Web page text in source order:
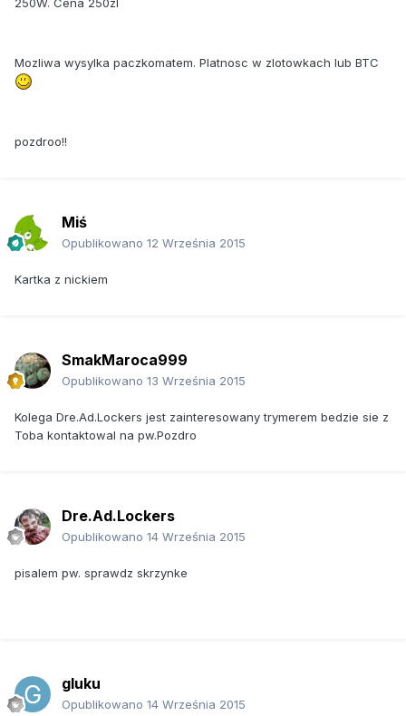
Mozliwa wysylka paczkomatem. Platnosc w zlotowkach lub BTC
pozdroo!!
Miś
Opublikowano 12 Września 2015
Kartka z nickiem
SmakMaroca999
Opublikowano 13 Września 2015
Kolega Dre.Ad.Lockers jest zainteresowany trymerem bedzie sie z
Toba kontaktowal na pw.Pozdro
Dre.Ad.Lockers
Opublikowano 14 Września 2015
pisalem pw. sprawdz skrzynke
gluku
Opublikowano 14 Września 2015